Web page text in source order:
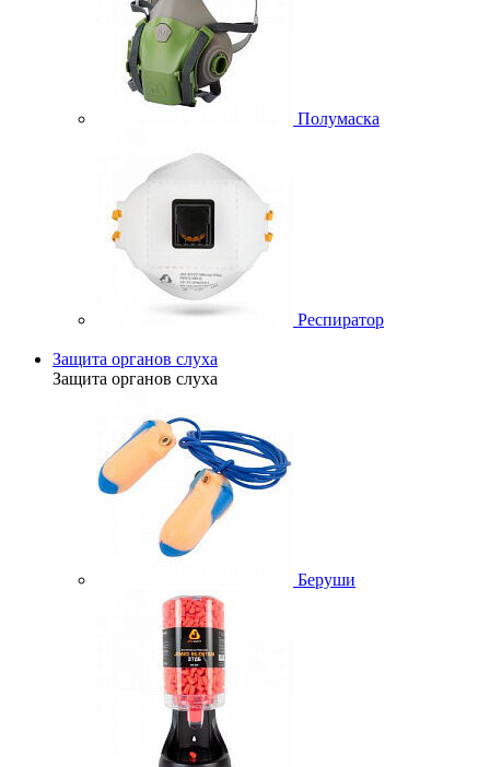
Полумаска
Респиратор
Защита органов слуха
Защита органов слуха
Беруши